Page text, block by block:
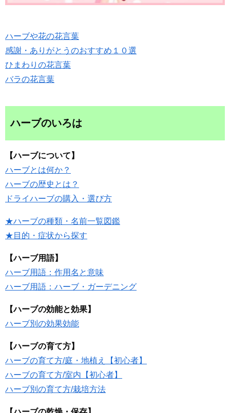
ハーブや花の花言葉
感謝・ありがとうのおすすめ１０選
ひまわりの花言葉
バラの花言葉
ハーブのいろは
【ハーブについて】
ハーブとは何か？
ハーブの歴史とは？
ドライハーブの購入・選び方
★ハーブの種類・名前一覧図鑑
★目的・症状から探す
【ハーブ用語】
ハーブ用語：作用名と意味
ハーブ用語：ハーブ・ガーデニング
【ハーブの効能と効果】
ハーブ別の効果効能
【ハーブの育て方】
ハーブの育て方/庭・地植え【初心者】
ハーブの育て方/室内【初心者】
ハーブ別の育て方/栽培方法